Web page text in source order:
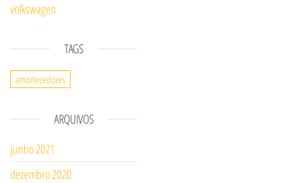
volkswagen
TAGS
amortecedores
ARQUIVOS
junho 2021
dezembro 2020